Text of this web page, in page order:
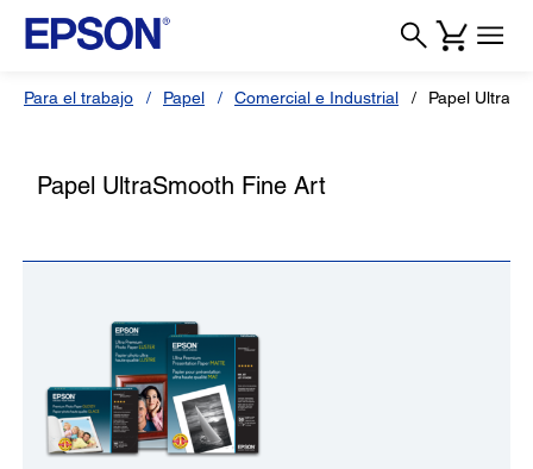
Para el trabajo Papel Comercial e Industrial Papel
Papel UltraSmooth Fine Art